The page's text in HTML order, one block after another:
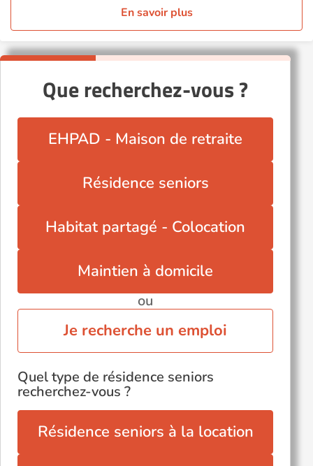
En savoir plus
Que recherchez-vous ?
EHPAD - Maison de retraite
Résidence seniors
Habitat partagé - Colocation
Maintien à domicile
ou
Je recherche un emploi
Quel type de résidence seniors
recherchez-vous ?
Résidence seniors à la location